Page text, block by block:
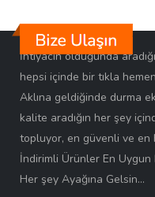
İhtiyacın olduğunda
hepsi içinde bir tıkla
Aklına geldiğinde durma
kalite aradığın her şey
topluyor, en güvenli ve en
İndirimli Ürünler En Uygun
Her şey Ayağına Gelsin…